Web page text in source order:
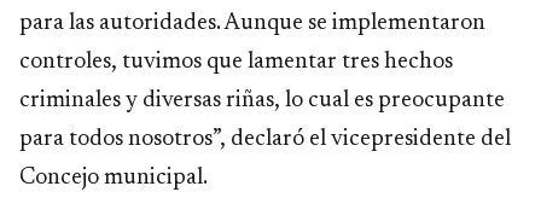
para las autoridades. Aunque se implementaron
controles, tuvimos que lamentar tres hechos
criminales y diversas riñas, lo cual es preocupante
para todos nosotros”, declaró el vicepresidente del
Concejo municipal.